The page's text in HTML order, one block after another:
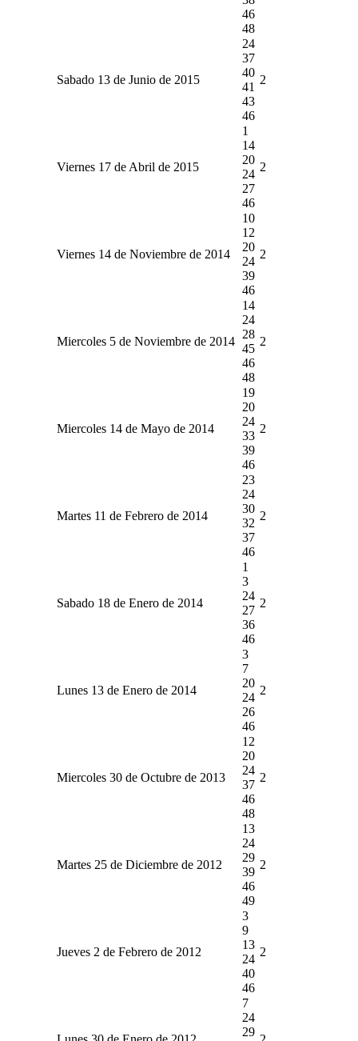
46
48
Sabado 13 de Junio de 2015
24
37
40
41
43
46
2
Viernes 17 de Abril de 2015
1
14
20
24
27
46
2
Viernes 14 de Noviembre de 2014
10
12
20
24
39
46
2
Miercoles 5 de Noviembre de 2014
14
24
28
45
46
48
2
Miercoles 14 de Mayo de 2014
19
20
24
33
39
46
2
Martes 11 de Febrero de 2014
23
24
30
32
37
46
2
Sabado 18 de Enero de 2014
1
3
24
27
36
46
2
Lunes 13 de Enero de 2014
3
7
20
24
26
46
2
Miercoles 30 de Octubre de 2013
12
20
24
37
46
48
2
Martes 25 de Diciembre de 2012
13
24
29
39
46
49
2
Jueves 2 de Febrero de 2012
3
9
13
24
40
46
2
7
24
29